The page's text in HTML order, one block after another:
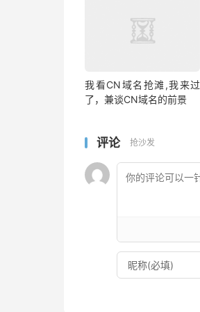
我看CN域名抢滩,我来过
了，兼谈CN域名的前景
评论 抢沙发